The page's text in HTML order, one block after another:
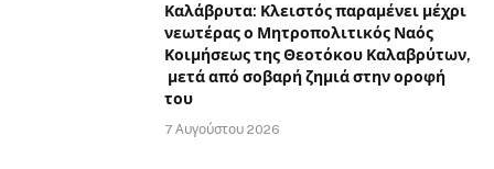
Καλάβρυτα: Κλειστός παραμένει μέχρι
νεωτέρας ο Μητροπολιτικός Ναός
Κοιμήσεως της Θεοτόκου Καλαβρύτων,
μετά από σοβαρή ζημιά στην οροφή
του
7 Αυγούστου 2026